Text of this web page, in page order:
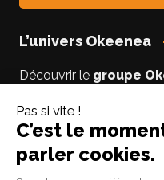
L’univers Okeenea
Découvrir le groupe
Vous êtes un usager
Suivez le blog
experte accessibilité.